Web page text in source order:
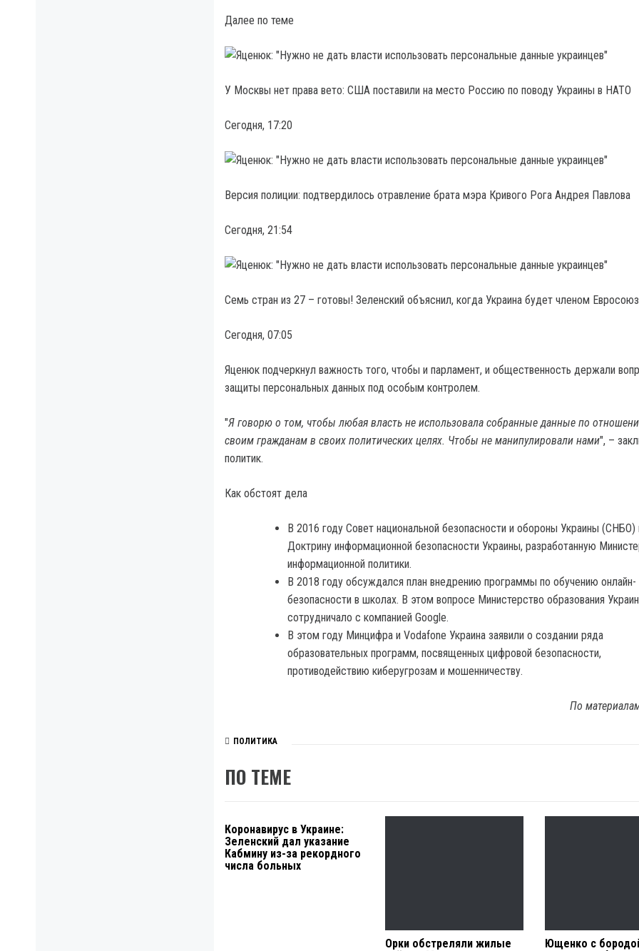
Далее по теме
У Москвы нет права вето: США поставили на место Россию по поводу Украины в НАТО
Сегодня, 17:20
Версия полиции: подтвердилось отравление брата мэра Кривого Рога Андрея Павлова
Сегодня, 21:54
Семь стран из 27 – готовы! Зеленский объяснил, когда Украина будет членом
Сегодня, 07:05
Яценюк подчеркнул важность того, чтобы и парламент, и общественность держали
защиты персональных данных под особым контролем.
"Я говорю о том, чтобы любая власть не использовала собранные данные по
своим гражданам в своих политических целях. Чтобы не манипулировали нами", –
политик.
Как обстоят дела
В 2016 году Совет национальной безопасности и обороны Украины (СНБО)
Доктрину информационной безопасности Украины, разработанную
информационной политики.
В 2018 году обсуждался план внедрению программы по обучению онлайн-
безопасности в школах. В этом вопросе Министерство образования
сотрудничало с компанией Google.
В этом году Минцифра и Vodаfone Украина заявили о создании ряда
образовательных программ, посвященных цифровой безопасности,
противодействию киберугрозам и мошенничеству.
По
ПОЛИТИКА
ПО ТЕМЕ
Коронавирус в Украине:
Зеленский дал указание
Кабмину из-за рекордного
числа больных
Орки обстреляли жилые
Ющенко с